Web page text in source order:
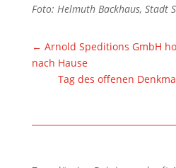
Foto: Helmuth Backhaus, Stadt
← Arnold Speditions GmbH
nach Hause
Tag des offenen